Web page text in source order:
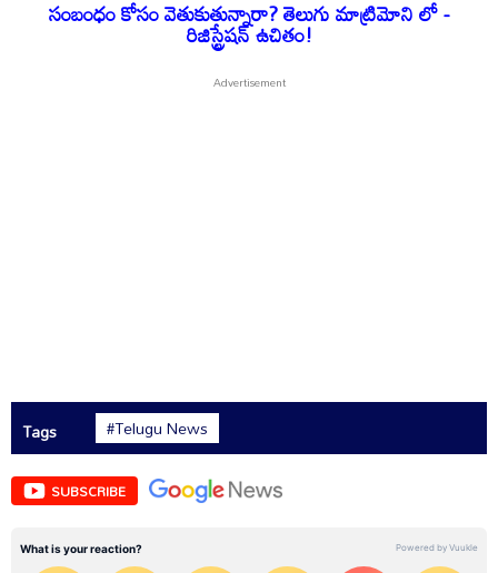
సంబంధం కోసం వెతుకుతున్నారా? తెలుగు మాట్రిమోని లో -
రిజిస్ట్రేషన్ ఉచితం!
Tags #Telugu News
SUBSCRIBE